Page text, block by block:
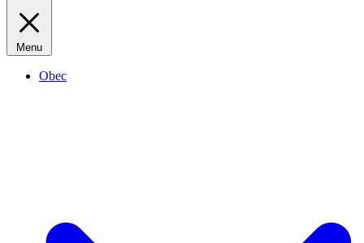
Menu
Obec